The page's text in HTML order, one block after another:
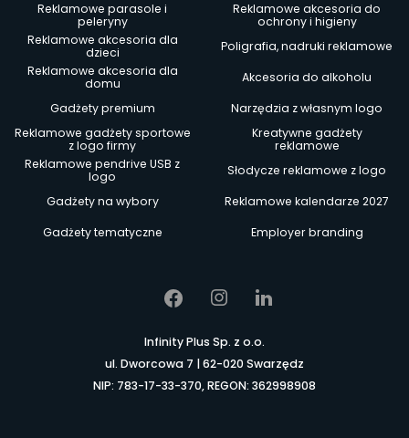
Reklamowe parasole i
peleryny
Reklamowe akcesoria do
ochrony i higieny
Reklamowe akcesoria dla
dzieci
Poligrafia, nadruki reklamowe
Reklamowe akcesoria dla
domu
Akcesoria do alkoholu
Gadżety premium
Narzędzia z własnym logo
Reklamowe gadżety sportowe
z logo firmy
Kreatywne gadżety
reklamowe
Reklamowe pendrive USB z
logo
Słodycze reklamowe z logo
Gadżety na wybory
Reklamowe kalendarze 2027
Gadżety tematyczne
Employer branding
Infinity Plus Sp. z o.o.
ul. Dworcowa 7 | 62-020 Swarzędz
NIP: 783-17-33-370, REGON: 362998908